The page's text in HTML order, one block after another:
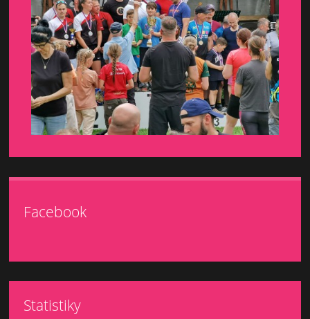
Facebook
Statistiky